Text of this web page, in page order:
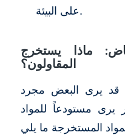
على البيئة.
ماذا يستخرج
المقاولون؟
قد يرى البعض مجرد
يرى مستودعاً للمواد